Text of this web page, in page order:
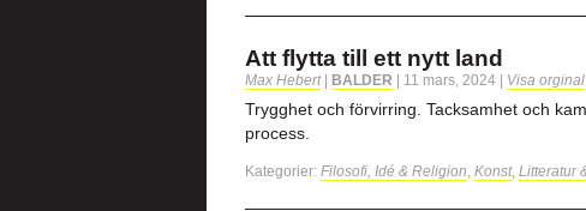
Att flytta till ett nytt land
Max Hebert BALDER 11 mars, 2024 Visa orginal
Trygghet och förvirring. Tacksamhet och
process.
Kategorier: Filosofi, Idé & Religion Konst, Litteratur